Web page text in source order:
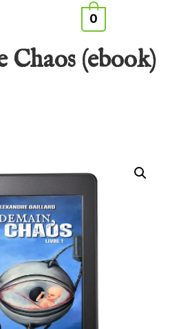
0
Chaos (ebook)